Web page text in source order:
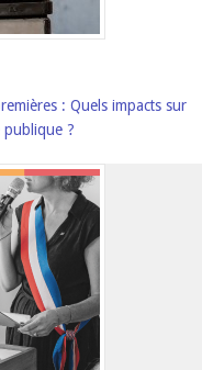
: Quels impacts sur
publique ?